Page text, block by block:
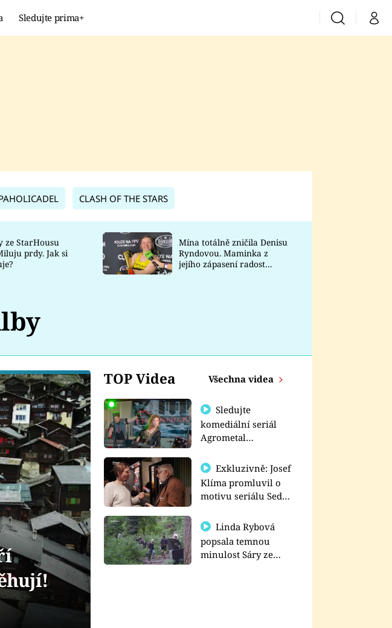
Sledujte prima+ VyhledáváníMůj
Prima Lajk
Sledujte nás
CLASH OF THE STARS
ze StarHousu
prdy. Jak si
Mína totálně zničila Denisu
Ryndovou. Maminka z
jejího zápasení radost
TOP Videa Všechna videa
Sledujte
komediální seriál
Agrometal
prima+
Exkluzivně: Josef
Klíma promluvil o
motivu seriálu Sedm
Linda Rybová
popsala temnou
minulost Sáry ze